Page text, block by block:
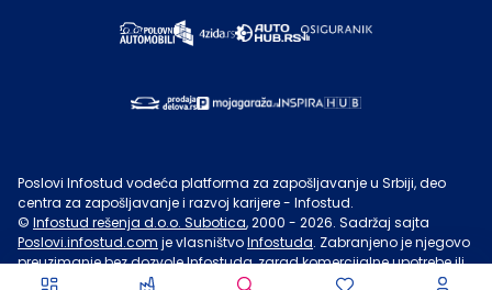
Poslovi Infostud vodeća platforma za zapošljavanje u Srbiji, deo
centra za zapošljavanje i razvoj karijere - Infostud.
© Infostud rešenja d.o.o. Subotica, 2000 - 2026. Sadržaj sajta
Poslovi.infostud.com je vlasništvoInfostuda. Zabranjeno je njegovo
preuzimanje bez dozvoleInfostuda, zarad komercijalne upotrebe ili
u druge svrhe, osim za lične potrebe posetilaca sajta.